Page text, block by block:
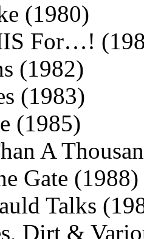
(1980)
For…!
(1982)
(1983)
(1985)
A
Gate (1988)
Talks
Dirt &